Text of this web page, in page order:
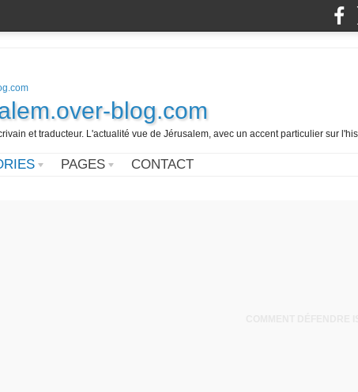
blog.com
et traducteur. L'actualité vue de Jérusalem, avec un accent particulier sur
PAGES CONTACT